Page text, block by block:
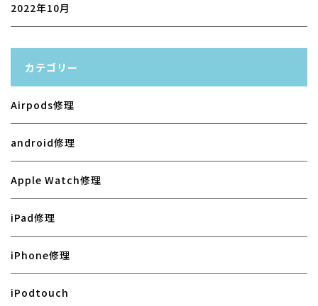
2022年10月
カテゴリー
Airpods修理
android修理
Apple Watch修理
iPad修理
iPhone修理
iPodtouch